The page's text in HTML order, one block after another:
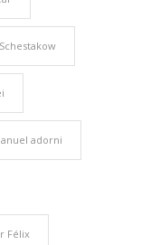
adorni
Félix